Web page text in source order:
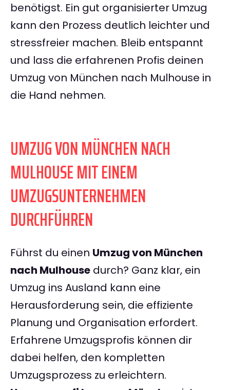
benötigst. Ein gut organisierter Umzug
kann den Prozess deutlich leichter und
stressfreier machen. Bleib entspannt
und lass die erfahrenen Profis deinen
Umzug von München nach Mulhouse in
die Hand nehmen.
UMZUG VON MÜNCHEN NACH
MULHOUSE MIT EINEM
UMZUGSUNTERNEHMEN
DURCHFÜHREN
Führst du einen Umzug von München
nach Mulhouse durch? Ganz klar, ein
Umzug ins Ausland kann eine
Herausforderung sein, die effiziente
Planung und Organisation erfordert.
Erfahrene Umzugsprofis können dir
dabei helfen, den kompletten
Umzugsprozess zu erleichtern.